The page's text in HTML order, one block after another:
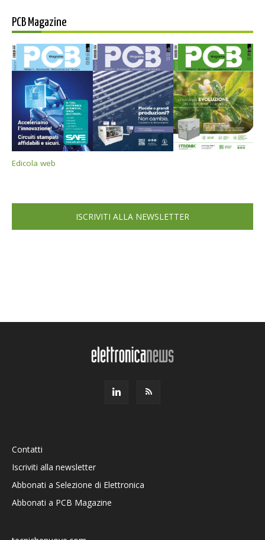
PCB Magazine
Edicola web
ISCRIVITI ALLA NEWSLETTER
Contatti
Iscriviti alla newsletter
Abbonati a Selezione di Elettronica
Abbonati a PCB Magazine